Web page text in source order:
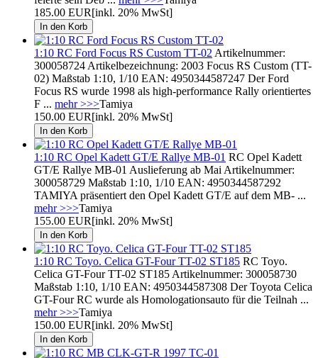
185.00 EUR[inkl. 20% MwSt]
1:10 RC Ford Focus RS Custom TT-02 Artikelnummer:
300058724 Artikelbezeichnung: 2003 Focus RS Custom (TT-
02) Maßstab 1:10, 1/10 EAN: 4950344587247 Der Ford
Focus RS wurde 1998 als high-performance Rally orientiertes
F ... mehr >>>Tamiya
150.00 EUR[inkl. 20% MwSt]
1:10 RC Opel Kadett GT/E Rallye MB-01 RC Opel Kadett
GT/E Rallye MB-01 Auslieferung ab Mai Artikelnummer:
300058729 Maßstab 1:10, 1/10 EAN: 4950344587292
TAMIYA präsentiert den Opel Kadett GT/E auf dem MB- ...
mehr >>>Tamiya
155.00 EUR[inkl. 20% MwSt]
1:10 RC Toyo. Celica GT-Four TT-02 ST185 RC Toyo.
Celica GT-Four TT-02 ST185 Artikelnummer: 300058730
Maßstab 1:10, 1/10 EAN: 4950344587308 Der Toyota Celica
GT-Four RC wurde als Homologationsauto für die Teilnah ...
mehr >>>Tamiya
150.00 EUR[inkl. 20% MwSt]